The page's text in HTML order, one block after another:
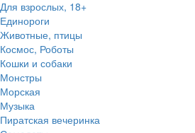
Для взрослых, 18+
Единороги
Животные, птицы
Космос, Роботы
Кошки и собаки
Монстры
Морская
Музыка
Пиратская вечеринка